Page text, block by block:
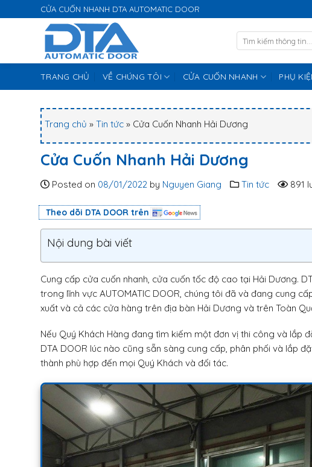
k
t
c
CỬA CUỐN NHANH DTA AUTOMATIC DOOR
TRANG CHỦ VỀ CHÚNG TÔI CỬA CUỐN NHANH PHỤ
Trang chủ » Tin tức » Cửa Cuốn Nhanh Hải Dương
Cửa Cuốn Nhanh Hải Dương
Posted on 08/01/2022 by Nguyen Giang Tin tức 891
Theo dõi DTA DOOR trên
Nội dung bài viết
Cung cấp cửa cuốn nhanh, cửa cuốn tốc độ cao tại Hải Dương.
trong lĩnh vực AUTOMATIC DOOR, chúng tôi đã và đang cung
xuất và cả các cửa hàng trên địa bàn Hải Dương và trên Toàn
Nếu Quý Khách Hàng đang tìm kiếm một đơn vị thi công và lắp
DTA DOOR lúc nào cũng sẵn sàng cung cấp, phân phối và lắp
thành phù hợp đến mọi Quý Khách và đối tác.